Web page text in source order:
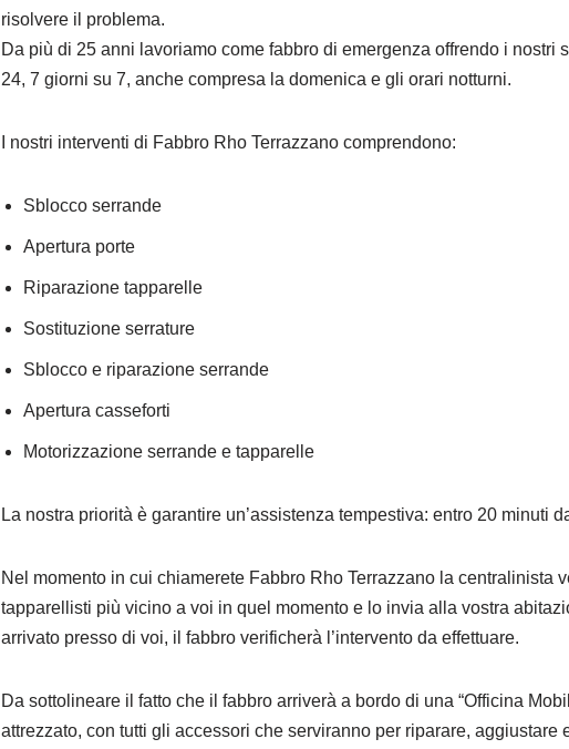
risolvere il problema.
Da più di 25 anni lavoriamo come fabbro di emergenza offrendo i nostri
24, 7 giorni su 7, anche compresa la domenica e gli orari notturni.
I nostri interventi di Fabbro Rho Terrazzano comprendono:
Sblocco serrande
Apertura porte
Riparazione tapparelle
Sostituzione serrature
Sblocco e riparazione serrande
Apertura casseforti
Motorizzazione serrande e tapparelle
La nostra priorità è garantire un’assistenza tempestiva: entro 20 minuti
Nel momento in cui chiamerete Fabbro Rho Terrazzano la centralinista
tapparellisti più vicino a voi in quel momento e lo invia alla vostra
arrivato presso di voi, il fabbro verificherà l’intervento da effettuare.
Da sottolineare il fatto che il fabbro arriverà a bordo di una “Officina
attrezzato, con tutti gli accessori che serviranno per riparare, aggiustare